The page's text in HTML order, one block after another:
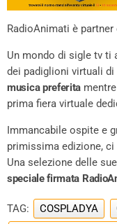
RadioAnimati è
Un mondo di sigle tv ti
dei padiglioni virtuali di
musica preferita
prima fiera virtuale
Immancabile ospite e
primissima edizione,
Una selezione delle
speciale firmata
TAG: COSPLADYA